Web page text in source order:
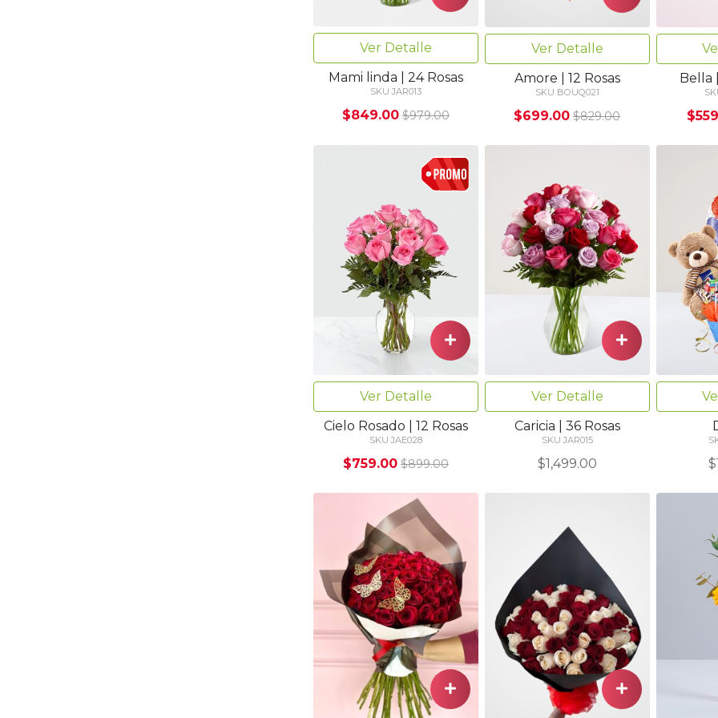
Ver Detalle
Mami linda | 24 Rosas
SKU JAR013
$849.00 $979.00
Ver Detalle
Amore | 12 Rosas
SKU BOUQ021
$699.00 $829.00
Bella
Ver Detalle
Cielo Rosado | 12 Rosas
SKU JAE028
$759.00 $899.00
Ver Detalle
Caricia | 36 Rosas
SKU JAR015
$1,499.00